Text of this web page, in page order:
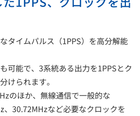
タイムパルス（1PPS）を高分解能
可能で、3系統ある出力を1PPSとク
けられます。
のほか、無線通信で一般的な
、30.72MHzなど必要なクロックを